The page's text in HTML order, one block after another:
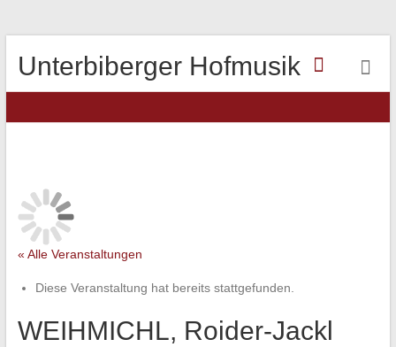
Unterbiberger Hofmusik
« Alle Veranstaltungen
Diese Veranstaltung hat bereits stattgefunden.
WEIHMICHL, Roider-Jackl